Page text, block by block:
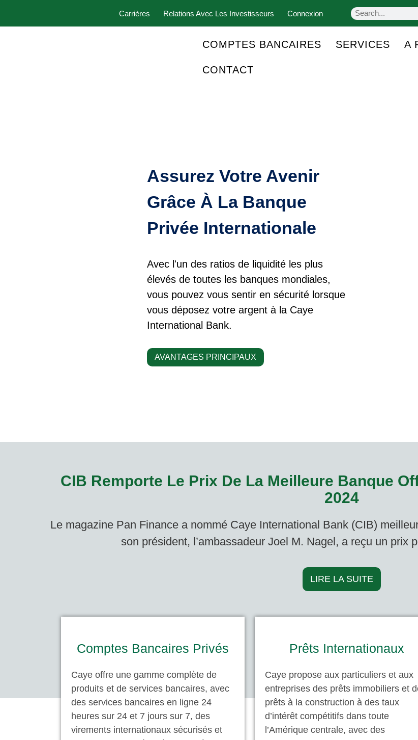
Carrières Relations Avec Les Investisseurs Connexion
COMPTES BANCAIRES SERVICES A
CONTACT
Assurez Votre Avenir
Grâce À La Banque
Privée Internationale
Avec l'un des ratios de liquidité les plus
élevés de toutes les banques mondiales,
vous pouvez vous sentir en sécurité lorsque
vous déposez votre argent à la Caye
International Bank.
AVANTAGES PRINCIPAUX
CIB Remporte Le Prix De La Meilleure Banque
2024
Le magazine Pan Finance a nommé Caye International Bank (CIB)
son président, l’ambassadeur Joel M. Nagel, a reçu un prix
LIRE LA SUITE
Comptes Bancaires Privés
Caye offre une gamme complète de
produits et de services bancaires, avec
des services bancaires en ligne 24
heures sur 24 et 7 jours sur 7, des
virements internationaux sécurisés et
Prêts Internationaux
Caye propose aux particuliers et aux
entreprises des prêts immobiliers et
prêts à la construction à des taux
d’intérêt compétitifs dans toute
l’Amérique centrale, avec des